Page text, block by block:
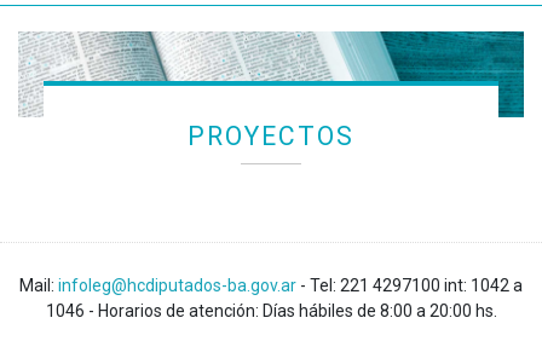
PROYECTOS
Mail: infoleg@hcdiputados-ba.gov.ar - Tel: 221 4297100 int: 1042 a
1046 - Horarios de atención: Días hábiles de 8:00 a 20:00 hs.